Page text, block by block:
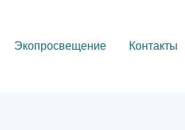
Экопросвещение Контакты